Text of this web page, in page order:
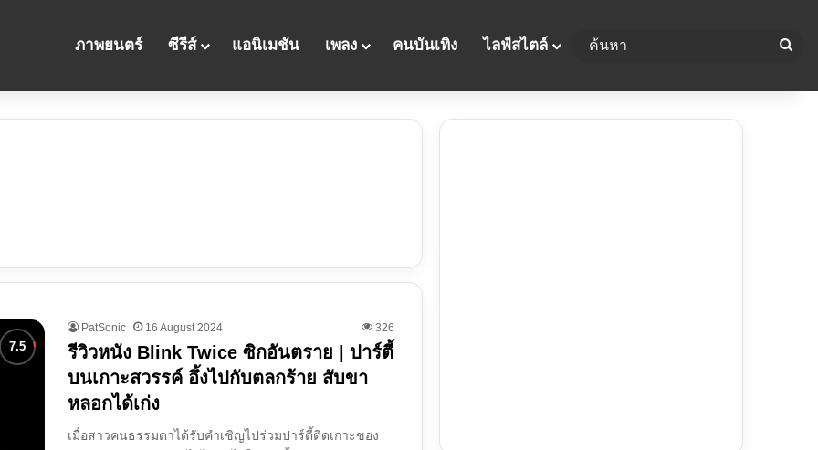
ภาพยนตร์ ซีรีส์ แอนิเมชัน เพลง คนบันเทิง ไลฟ์สไตล์
PatSonic 16 August 2024 326
รีวิวหนัง Blink Twice ซิกอันตราย | ปาร์ตี้
บนเกาะสวรรค์ อึ้งไปกับตลกร้าย สับขา
หลอกได้เก่ง
เมื่อสาวคนธรรมดาได้รับคำเชิญไปร่วมปาร์ตี้ติดเกาะของ